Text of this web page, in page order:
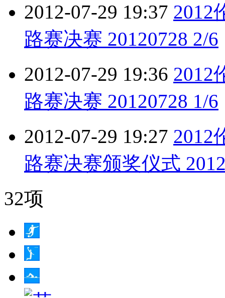
2012-07-29 19:37 2012
路赛决赛 20120728 2/6
2012-07-29 19:36 2012
路赛决赛 20120728 1/6
2012-07-29 19:27 2012
路赛决赛颁奖仪式
32项